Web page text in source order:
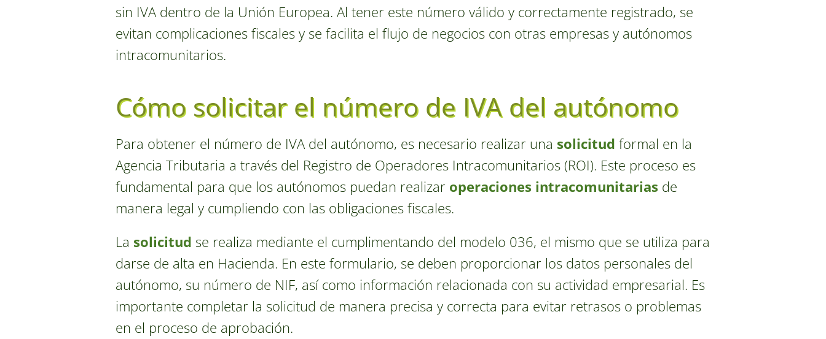
sin IVA dentro de la Unión Europea. Al tener este número válido y correctamente registrado, se
evitan complicaciones fiscales y se facilita el flujo de negocios con otras empresas y autónomos
intracomunitarios.
Cómo solicitar el número de IVA del autónomo
Para obtener el número de IVA del autónomo, es necesario realizar una solicitud formal en la
Agencia Tributaria a través del Registro de Operadores Intracomunitarios (ROI). Este proceso es
fundamental para que los autónomos puedan realizar operaciones intracomunitarias de
manera legal y cumpliendo con las obligaciones fiscales.
La solicitud se realiza mediante el cumplimentando del modelo 036, el mismo que se utiliza para
darse de alta en Hacienda. En este formulario, se deben proporcionar los datos personales del
autónomo, su número de NIF, así como información relacionada con su actividad empresarial. Es
importante completar la solicitud de manera precisa y correcta para evitar retrasos o problemas
en el proceso de aprobación.